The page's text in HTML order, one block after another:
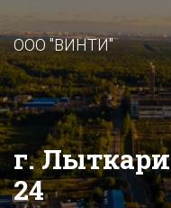
ООО "ВИНТИ"
г.
24